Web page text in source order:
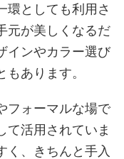
環としても利用さ
元が美しくなるだ
インやカラー選び
あります。
フォーマルな場で
て活用されていま
く、きちんと手入